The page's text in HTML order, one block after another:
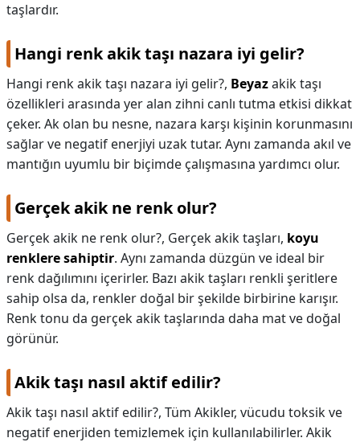
taşlardır.
Hangi renk akik taşı nazara iyi gelir?
Hangi renk akik taşı nazara iyi gelir?, Beyazakik taşı
özellikleri arasında yer alan zihni canlı tutma etkisi dikkat
çeker. Ak olan bu nesne, nazara karşı kişinin korunmasını
sağlar ve negatif enerjiyi uzak tutar. Aynı zamanda akıl ve
mantığın uyumlu bir biçimde çalışmasına yardımcı olur.
Gerçek akik ne renk olur?
Gerçek akik ne renk olur?, Gerçek akik taşları, koyu
renklere sahiptir. Aynı zamanda düzgün ve ideal bir
renk dağılımını içerirler. Bazı akik taşları renkli şeritlere
sahip olsa da, renkler doğal bir şekilde birbirine karışır.
Renk tonu da gerçek akik taşlarında daha mat ve doğal
görünür.
Akik taşı nasıl aktif edilir?
Akik taşı nasıl aktif edilir?, Tüm Akikler, vücudu toksik ve
negatif enerjiden temizlemek için kullanılabilirler. Akik